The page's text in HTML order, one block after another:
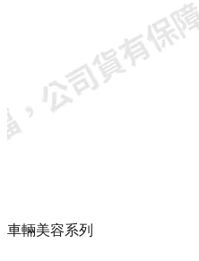
車輛美容系列